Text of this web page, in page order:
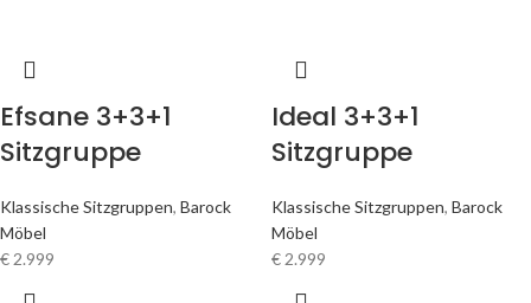
Efsane 3+3+1
Sitzgruppe
Klassische Sitzgruppen, Barock
Möbel
€2.999
Ideal 3+3+1
Sitzgruppe
Klassische Sitzgruppen, Barock
Möbel
€2.999